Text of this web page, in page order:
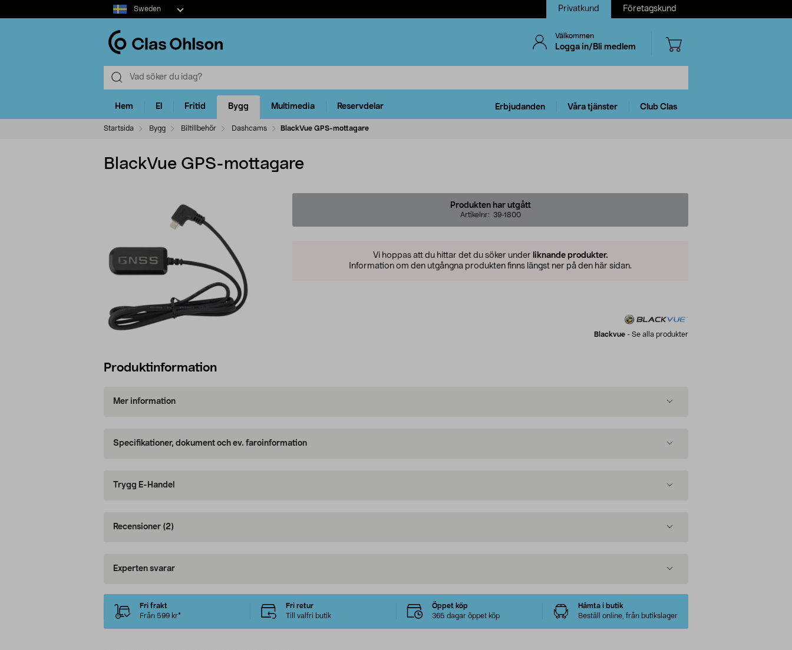
Select
market
Sweden Privatkund Företagskund
Välkommen
Logga in/Bli medlem
Hem El Fritid Bygg Multimedia Reservdelar Erbjudanden Våra tjänster Club Clas
Startsida Bygg Biltillbehör Dashcams BlackVue GPS-mottagare
BlackVue GPS-mottagare
Produkten har utgått
Artikelnr: 39-1800
Vi hoppas att du hittar det du söker under liknande produkter.
Information om den utgångna produkten finns längst ner på den här sidan.
Blackvue - Se alla produkter
Produktinformation
Mer information
Specifikationer, dokument och ev. faroinformation
Trygg E-Handel
Recensioner (2)
Experten svarar
Fri frakt
Från 599 kr*
Fri retur
Till valfri butik
Öppet köp
365 dagar öppet köp
Hämta i butik
Beställ online, från butikslager